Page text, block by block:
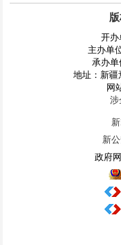
开办
主办单
承办单
地址：新疆
网
涉
新
政府